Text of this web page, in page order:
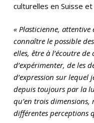
culturelles en Suisse et
« Plasticienne,
connaître le possible
elles, être à l’écoutre de
d’expérimenter, de les
d’expression sur lequel
depuis toujours par la
qu’en trois dimensions,
différentes perceptions